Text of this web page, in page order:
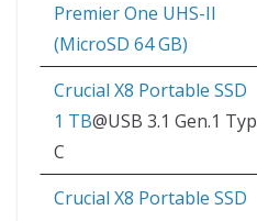
Premier One UHS-II
(MicroSD 64 GB)
Crucial X8 Portable SSD
1 TB@USB 3.1 Gen.1 Typ
C
Crucial X8 Portable SSD